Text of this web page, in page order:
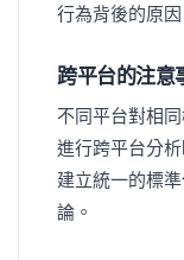
行為背後的原
跨平台的注意
不同平台對相
進行跨平台分
建立統一的標
論。